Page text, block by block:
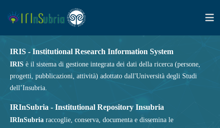
IRIS - Institutional Research Information System
IRIS è il sistema di gestione integrata dei dati della ricerca (persone,
progetti, pubblicazioni, attività) adottato dall'Università degli Studi
dell’Insubria.
IRInSubria - Institutional Repository Insubria
IRInSubria raccoglie, conserva, documenta e dissemina le